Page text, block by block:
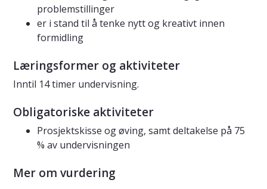
problemstillinger
er i stand til å tenke nytt og kreativt innen
formidling
Læringsformer og aktiviteter
Inntil 14 timer undervisning.
Obligatoriske aktiviteter
Prosjektskisse og øving, samt deltakelse på 75
% av undervisningen
Mer om vurdering